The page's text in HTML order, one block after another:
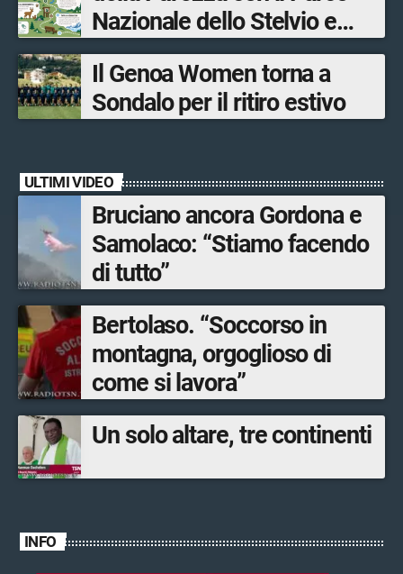
Nazionale dello Stelvio e
Bormio Tourism
Il Genoa Women torna a
Sondalo per il ritiro estivo
ULTIMI VIDEO
Bruciano ancora Gordona e
Samolaco: “Stiamo facendo
di tutto”
Bertolaso. “Soccorso in
montagna, orgoglioso di
come si lavora”
Un solo altare, tre continenti
INFO